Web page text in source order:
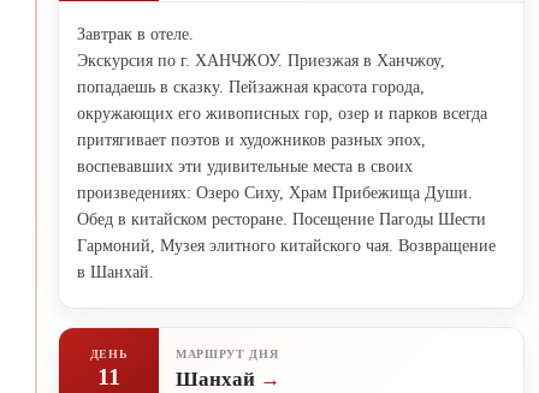
Завтрак в отеле.
Экскурсия по г. ХАНЧЖОУ. Приезжая в Ханчжоу,
попадаешь в сказку. Пейзажная красота города,
окружающих его живописных гор, озер и парков всегда
притягивает поэтов и художников разных эпох,
воспевавших эти удивительные места в своих
произведениях: Озеро Сиху, Храм Прибежища Души.
Обед в китайском ресторане. Посещение Пагоды Шести
Гармоний, Музея элитного китайского чая. Возвращение
в Шанхай.
ДЕНЬ
11
МАРШРУТ ДНЯ
Шанхай